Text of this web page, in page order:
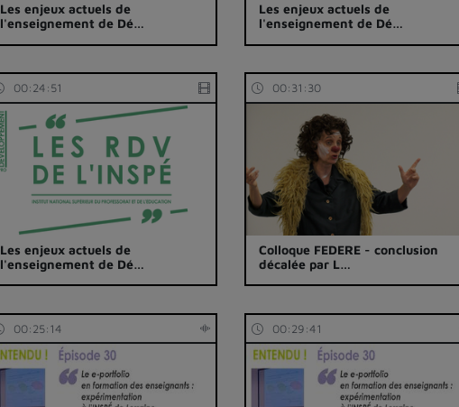
Les enjeux actuels de
l'enseignement de Dé…
Les enjeux actuels de
l'enseignement de Dé…
00:24:51
Les enjeux actuels de
l'enseignement de Dé…
00:31:30
Colloque FEDERE - conclusion
décalée par L…
00:25:14 00:29:41